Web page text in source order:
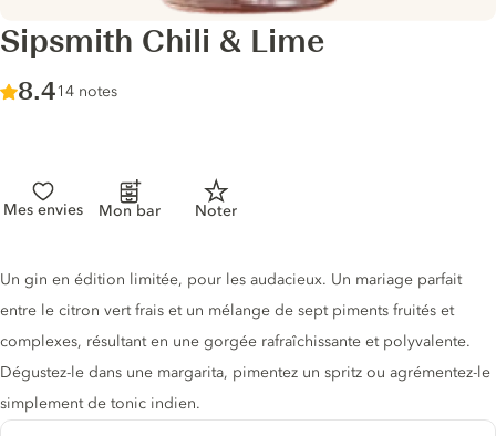
Sipsmith Chili & Lime
Score :
8.4/ 10
14 notes
Mes envies Mon bar Noter
Description du gin
Un gin en édition limitée, pour les audacieux. Un mariage parfait
entre le citron vert frais et un mélange de sept piments fruités et
complexes, résultant en une gorgée rafraîchissante et polyvalente.
Dégustez-le dans une margarita, pimentez un spritz ou agrémentez-le
simplement de tonic indien.